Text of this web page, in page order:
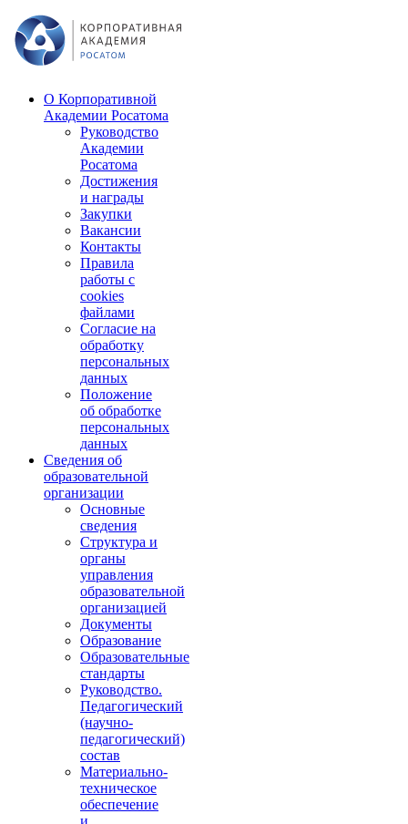
О Корпоративной
Академии Росатома
Руководство
Академии
Росатома
Достижения
и награды
Закупки
Вакансии
Контакты
Правила
работы с
cookies
файлами
Согласие на
обработку
персональных
данных
Положение
об обработке
персональных
данных
Сведения об
образовательной
организации
Основные
сведения
Структура и
органы
управления
образовательной
организацией
Документы
Образование
Образовательные
стандарты
Руководство.
Педагогический
(научно-
педагогический)
состав
Материально-
техническое
обеспечение
и